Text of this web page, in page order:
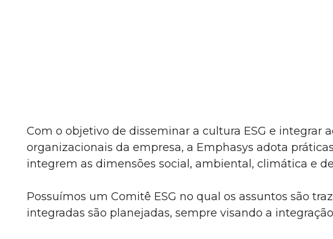
Com o objetivo de disseminar a cultura ESG e integrar
organizacionais da empresa, a Emphasys adota
integrem as dimensões social, ambiental, climática e
Possuímos um Comitê ESG no qual os assuntos são
integradas são planejadas, sempre visando a